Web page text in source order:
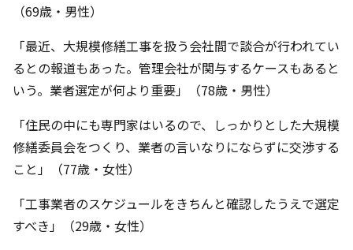
（69歳・男性）
「最近、大規模修繕工事を扱う会社間で談合が行われてい
るとの報道もあった。管理会社が関与するケースもあると
いう。業者選定が何より重要」（78歳・男性）
「住民の中にも専門家はいるので、しっかりとした大規模
修繕委員会をつくり、業者の言いなりにならずに交渉する
こと」（77歳・女性）
「工事業者のスケジュールをきちんと確認したうえで選定
すべき」（29歳・女性）